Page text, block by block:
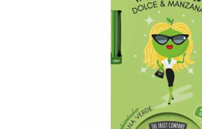
Ao criar uma conta
rapidamente, verificar
operações anteriores.
PORTUGUESE
colori